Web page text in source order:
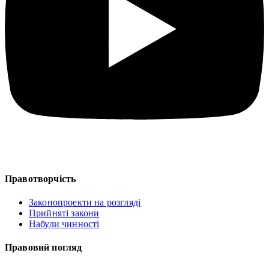
Правотворчість
Законопроекти на розгляді
Прийняті закони
Набули чинності
Правовий погляд